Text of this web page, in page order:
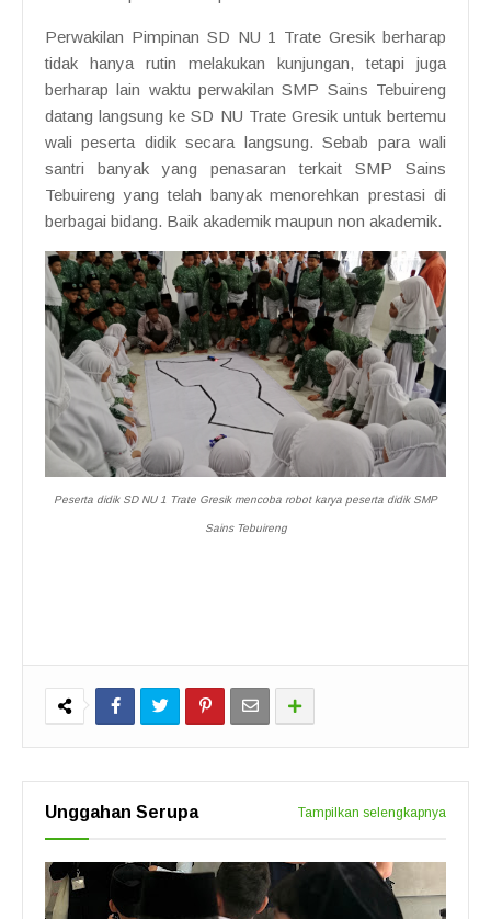
Perwakilan Pimpinan SD NU 1 Trate Gresik berharap
tidak hanya rutin melakukan kunjungan, tetapi juga
berharap lain waktu perwakilan SMP Sains Tebuireng
datang langsung ke SD NU Trate Gresik untuk bertemu
wali peserta didik secara langsung. Sebab para wali
santri banyak yang penasaran terkait SMP Sains
Tebuireng yang telah banyak menorehkan prestasi di
berbagai bidang. Baik akademik maupun non akademik.
Peserta didik SD NU 1 Trate Gresik mencoba robot karya peserta didik SMP
Sains Tebuireng
Unggahan Serupa Tampilkan selengkapnya